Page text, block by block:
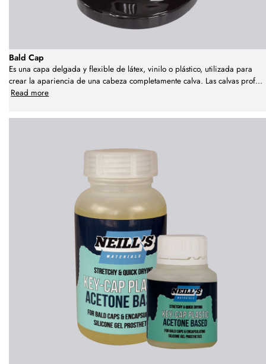
Bald Cap
Es una capa delgada y flexible de látex, vinilo o plástico, utilizada para
crear la apariencia de una cabeza completamente calva. Las calvas prof...
Read more